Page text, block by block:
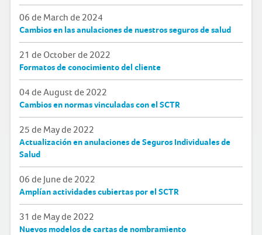
06 de March de 2024
Cambios en las anulaciones de nuestros seguros de salud
21 de October de 2022
Formatos de conocimiento del cliente
04 de August de 2022
Cambios en normas vinculadas con el SCTR
25 de May de 2022
Actualización en anulaciones de Seguros Individuales de
Salud
06 de June de 2022
Amplían actividades cubiertas por el SCTR
31 de May de 2022
Nuevos modelos de cartas de nombramiento